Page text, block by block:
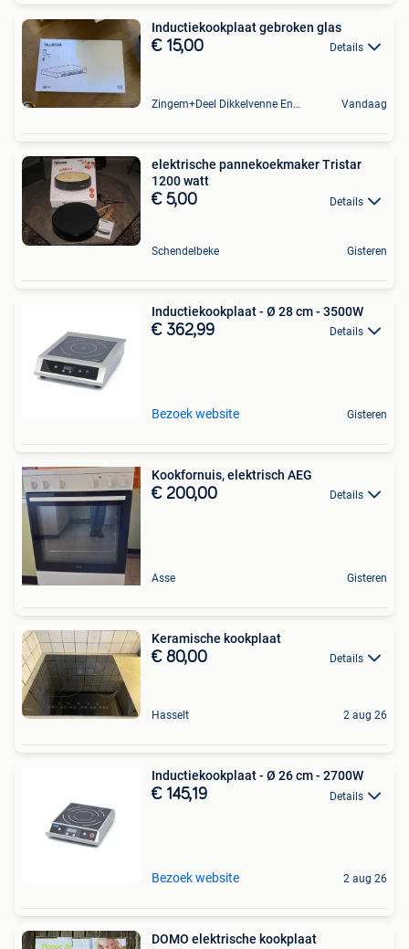
Inductiekookplaat gebroken glas
€ 15,00 Details
Zingem+Deel Dikkelvenne En Nederzwalm-Hermelgem Vandaag
elektrische pannekoekmaker Tristar
1200 watt
€ 5,00 Details
Schendelbeke Gisteren
Inductiekookplaat - Ø 28 cm - 3500W
€ 362,99 Details
Bezoek website Gisteren
Kookfornuis, elektrisch AEG
€ 200,00 Details
Asse Gisteren
Keramische kookplaat
€ 80,00 Details
Hasselt 2 aug 26
Inductiekookplaat - Ø 26 cm - 2700W
€ 145,19 Details
Bezoek website 2 aug 26
DOMO elektrische kookplaat